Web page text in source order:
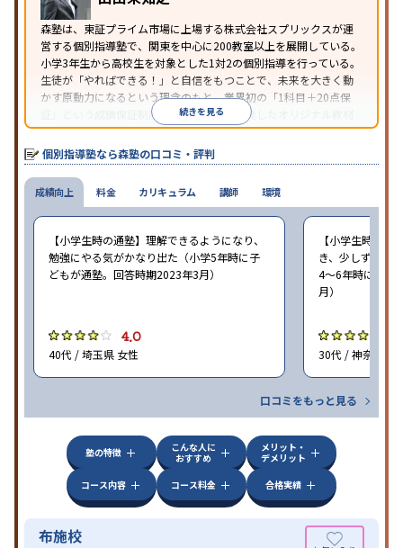
森塾は、東証プライム市場に上場する株式会社スプリックスが運
営する個別指導塾で、関東を中心に200教室以上を展開している。
小学3年生から高校生を対象とした1対2の個別指導を行っている。
生徒が「やればできる！」と自信をもつことで、未来を大きく動
かす原動力になるという理念のもと、業界初の「1科目＋20点保
証」という成績保証制度を採用。同社が開発したオリジナル教材
「フォレスタシリーズ」は全国各地の学習塾でも採用されてい
る。
続きを見る
個別指導塾なら森塾の口コミ・評判
成績向上
【小学生時の通塾】理解できるようになり、
勉強にやる気がかなり出た（小学5年時に子
どもが通塾。回答時期2023年3月）
4.0
40代 / 埼玉県 女性
【小学生時の通
き、少しずつ成
4〜6年時に子ど
月）
30代 / 神奈川県
口コミをもっと見る
料金 カリキュラム 講師 環境
塾の特徴
こんな人に
おすすめ
メリット・
デメリット
コース内容
コース料金 合格実績
布施校